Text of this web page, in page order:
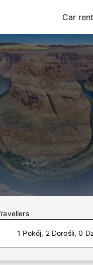
Car
1 Pokój, 2 Dorośli, 0